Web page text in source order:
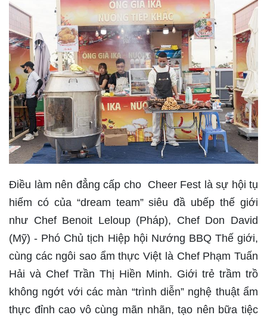
Điều làm nên đẳng cấp cho Cheer Fest là sự hội tụ
hiếm có của “dream team” siêu đầ ubếp thế giới
như Chef Benoit Leloup (Pháp), Chef Don David
(Mỹ) - Phó Chủ tịch Hiệp hội Nướng BBQ Thế giới,
cùng các ngôi sao ẩm thực Việt là Chef Phạm Tuấn
Hải và Chef Trần Thị Hiền Minh. Giới trẻ trầm trồ
không ngớt với các màn “trình diễn” nghệ thuật ẩm
thực đỉnh cao vô cùng mãn nhãn, tạo nên bữa tiệc